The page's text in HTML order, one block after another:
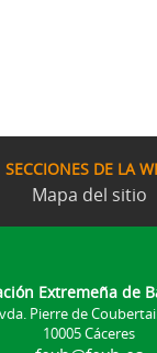
SECCIONES DE LA
Mapa del sitio
Extremeña de
Pierre de
10005 Cáceres